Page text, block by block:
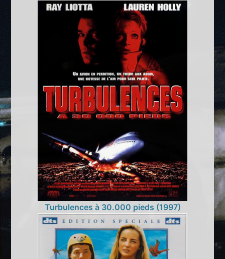
Turbulences à 30.000 pieds (1997)